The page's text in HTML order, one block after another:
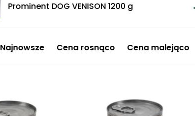
Prominent DOG VENISON 1200 g
Najnowsze Cena rosnąco Cena malejąco